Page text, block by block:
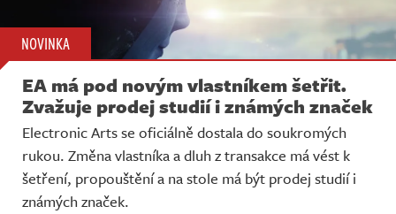
NOVINKA
EA má pod novým vlastníkem šetřit.
Zvažuje prodej studií i známých značek
Electronic Arts se oficiálně dostala do soukromých
rukou. Změna vlastníka a dluh z transakce má vést k
šetření, propouštění a na stole má být prodej studií i
známých značek.